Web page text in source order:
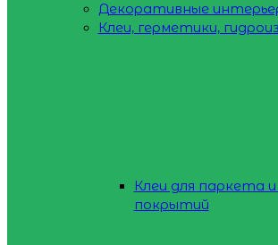
Декоративные
Клеи, герметики,
Клеи для паркета
покрытий